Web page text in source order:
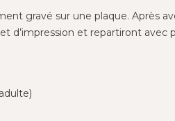
gravé sur une plaque. Après
d’impression et repartiront avec